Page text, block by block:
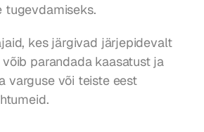
tugevdamiseks.
kes järgivad järjepidevalt
parandada kaasatust ja
varguse või teiste eest